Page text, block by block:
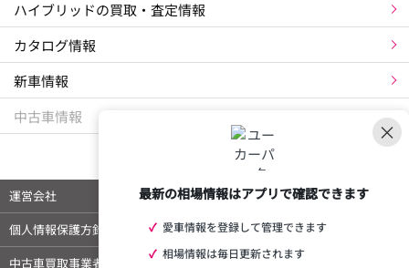
ハイブリッドの買取・査定情報
カタログ情報
新車情報
中古車情報
運営会社
ご利用規約
個人情報保護方針
特定商取引法に基づく表示
中古車買取事業者様向けページ
外部メディア 掲載情報
×
最新の相場情報はアプリで確認できます
✓ 愛車情報を登録して管理できます
✓ 相場情報は毎日更新されます